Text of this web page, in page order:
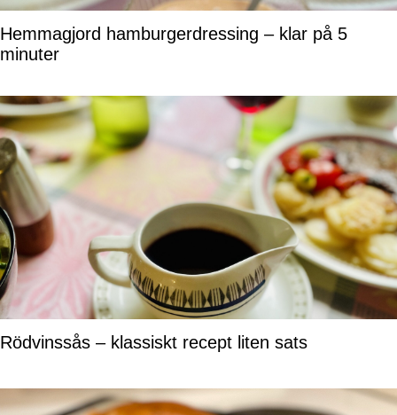
Hemmagjord hamburgerdressing – klar på 5
minuter
Rödvinssås – klassiskt recept liten sats